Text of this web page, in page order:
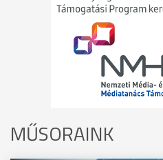
MŰSORAINK